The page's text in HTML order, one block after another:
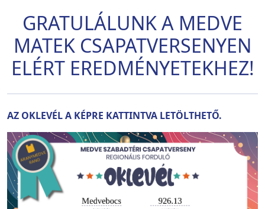
GRATULÁLUNK A MEDVE
MATEK CSAPATVERSENYEN
ELÉRT EREDMÉNYETEKHEZ!
AZ OKLEVÉL A KÉPRE KATTINTVA LETÖLTHETŐ.